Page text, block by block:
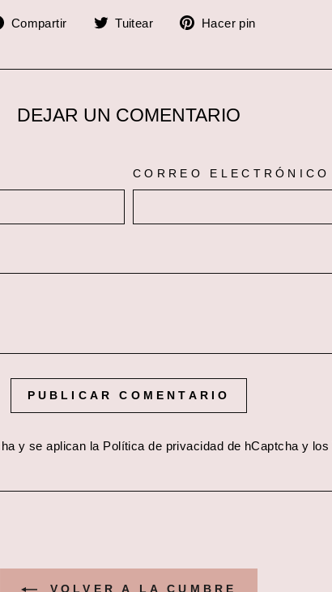
Compartir
Compartir
Tuitear
TuitearHacer pin
DEJAR UN COMENTARIO
CORREO ELECTRÓNICO
PUBLICAR COMENTARIO
y se aplican la Política de privacidad de hCaptcha y los
VOLVER A LA CUMBRE